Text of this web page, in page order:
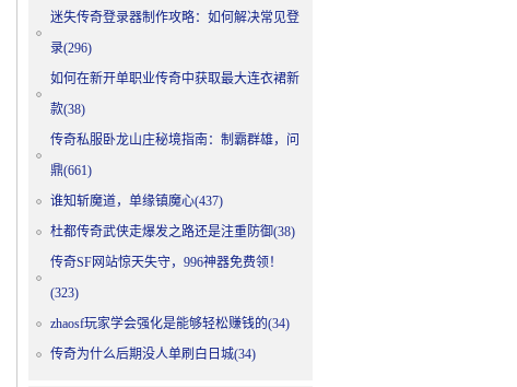
迷失传奇登录器制作攻略：如何解决常见登
录(296)
如何在新开单职业传奇中获取最大连衣裙新
款(38)
传奇私服卧龙山庄秘境指南：制霸群雄，问
鼎(661)
谁知斩魔道，单缘镇魔心(437)
杜都传奇武侠走爆发之路还是注重防御(38)
传奇SF网站惊天失守，996神器免费领！
(323)
zhaosf玩家学会强化是能够轻松赚钱的(34)
传奇为什么后期没人单刷白日城(34)